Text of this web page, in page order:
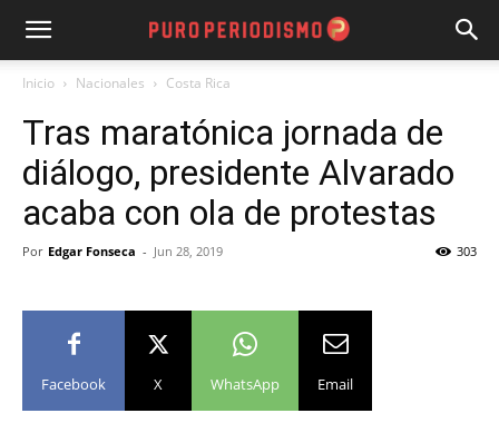
Inicio Nacionales Costa Rica
Tras maratónica jornada de
diálogo, presidente Alvarado
acaba con ola de protestas
Por Edgar Fonseca - Jun 28, 2019 303
Facebook X WhatsApp Email